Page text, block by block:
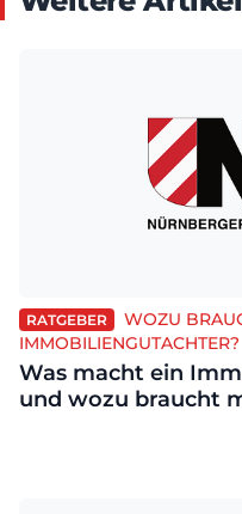
RATGEBER
WOZU
IMMOBILIENGUTACHTER?
Was macht ein
und wozu braucht